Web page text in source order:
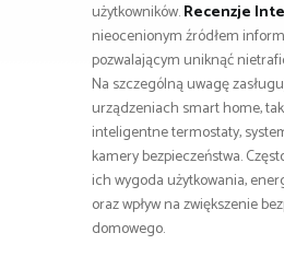
użytkowników.Recenzje
nieocenionym źródłem
pozwalającym uniknąć
Na szczególną uwagę
urządzeniach smart home,
inteligentne termostaty,
kamery bezpieczeństwa.
ich wygoda użytkowania,
oraz wpływ na zwiększenie
domowego.